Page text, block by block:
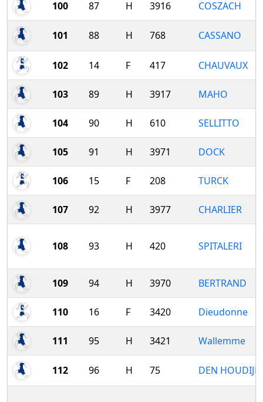
100 87 H 3916 COSZACH
101 88 H 768 CASSANO
102 14 F 417 CHAUVAUX
103 89 H 3917 MAHO
104 90 H 610 SELLITTO
105 91 H 3971 DOCK
106 15 F 208 TURCK
107 92 H 3977 CHARLIER
108 93 H 420 SPITALERI
109 94 H 3970 BERTRAND
110 16 F 3420 Dieudonne
111 95 H 3421 Wallemme
112 96 H 75 DEN